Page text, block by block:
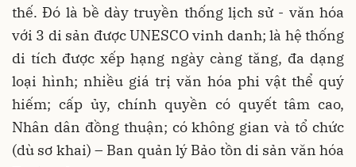
thế. Đó là bề dày truyền thống lịch sử - văn hóa
với 3 di sản được UNESCO vinh danh; là hệ thống
di tích được xếp hạng ngày càng tăng, đa dạng
loại hình; nhiều giá trị văn hóa phi vật thể quý
hiếm; cấp ủy, chính quyền có quyết tâm cao,
Nhân dân đồng thuận; có không gian và tổ chức
(dù sơ khai) – Ban quản lý Bảo tồn di sản văn hóa